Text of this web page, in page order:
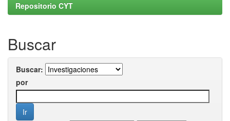
Repositorio CYT
Buscar
Buscar:
por